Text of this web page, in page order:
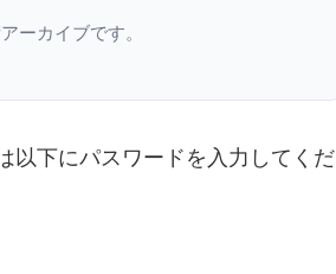
ーカイブです。
以下にパスワードを入力してくだ